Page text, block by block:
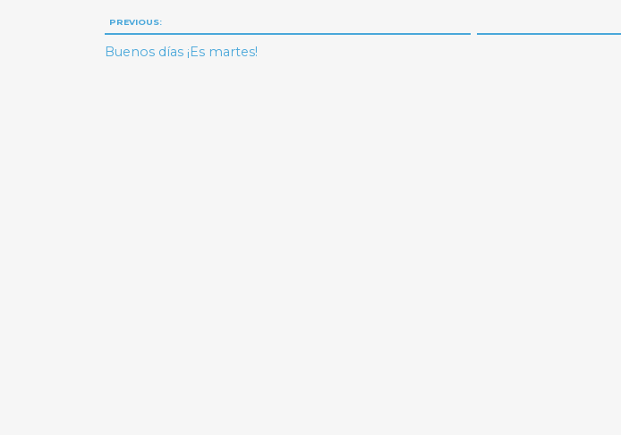
Navegación
de
PREVIOUS:
Buenos días ¡Es martes!